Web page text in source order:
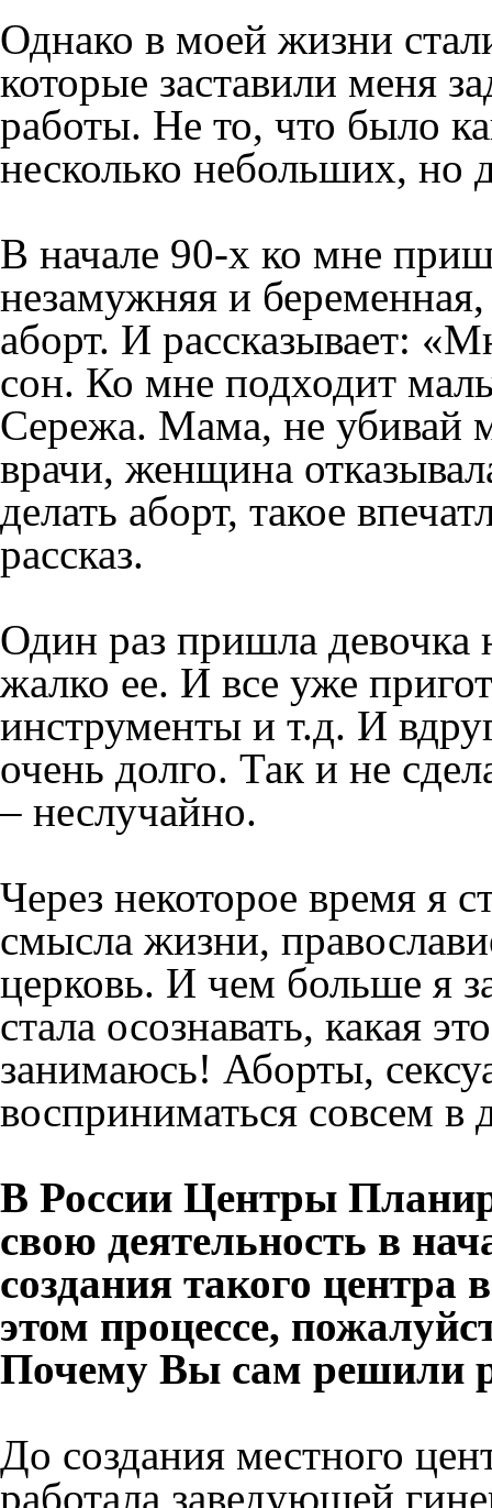
Однако в моей жизни
которые заставили меня
работы. Не то, что было
несколько небольших, но
В начале 90-х ко мне
незамужняя и
аборт. И рассказывает:
сон. Ко мне подходит
Сережа. Мама, не убивай
врачи, женщина
делать аборт, такое
рассказ.
Один раз пришла девочка
жалко ее. И все уже
инструменты и т.д. И
очень долго. Так и не
– неслучайно.
Через некоторое время я
смысла жизни,
церковь. И чем больше я
стала осознавать, какая
занимаюсь! Аборты,
восприниматься совсем в
В России Центры
свою деятельность в
создания такого центра
этом процессе,
Почему Вы сам решили
До создания местного
работала заведующей